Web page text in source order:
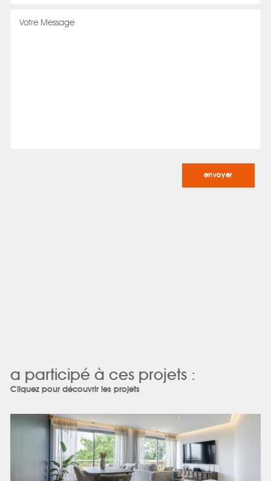
a participé à ces projets :
Cliquez pour découvrir les projets